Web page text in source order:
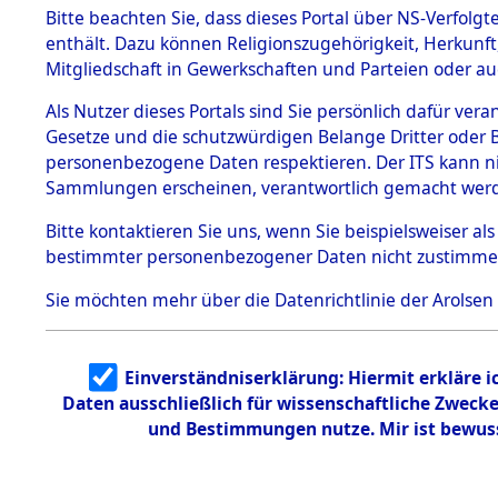
BESTÄNDE
1.
mente
5. Verschiedenes
5.3
Todesmärsche
5.3.1 Alliierte
Erhebungen
zu
Todesmärsch
en
5.3.2
Identifizierun
g
5.3.3
Todesmärsch
auf dem
zur
Roding,
zwischen
km)
Leben
0002
Bitte beachten Sie, dass dieses Portal über NS-
enthält. Dazu können Religionszugehörigkeit,
Mitgliedschaft in Gewerkschaften und Parteien oder
Als Nutzer dieses Portals sind Sie persönlich dafür
Gesetze und die schutzwürdigen Belange Dritter
personenbezogene Daten respektieren. Der ITS
Sammlungen erscheinen, verantwortlich gemacht
Bitte kontaktieren Sie uns, wenn Sie beispielsweiser
bestimmter personenbezogener Daten nicht
Sie möchten mehr über die Datenrichtlinie der Arolsen
Einverständniserklärung: Hiermit erkläre
Daten ausschließlich für wissenschaftliche
und Bestimmungen nutze. Mir ist